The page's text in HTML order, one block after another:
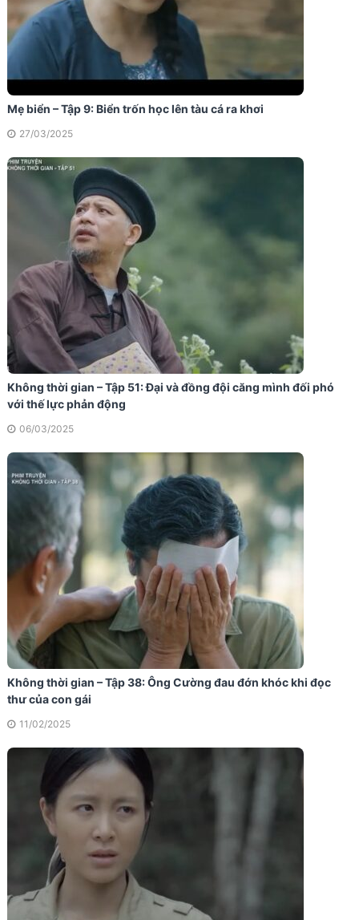
Mẹ biển – Tập 9: Biển trốn học lên tàu cá ra khơi
27/03/2025
Không thời gian – Tập 51: Đại và đồng đội căng mình đối phó
với thế lực phản động
06/03/2025
Không thời gian – Tập 38: Ông Cường đau đớn khóc khi đọc
thư của con gái
11/02/2025